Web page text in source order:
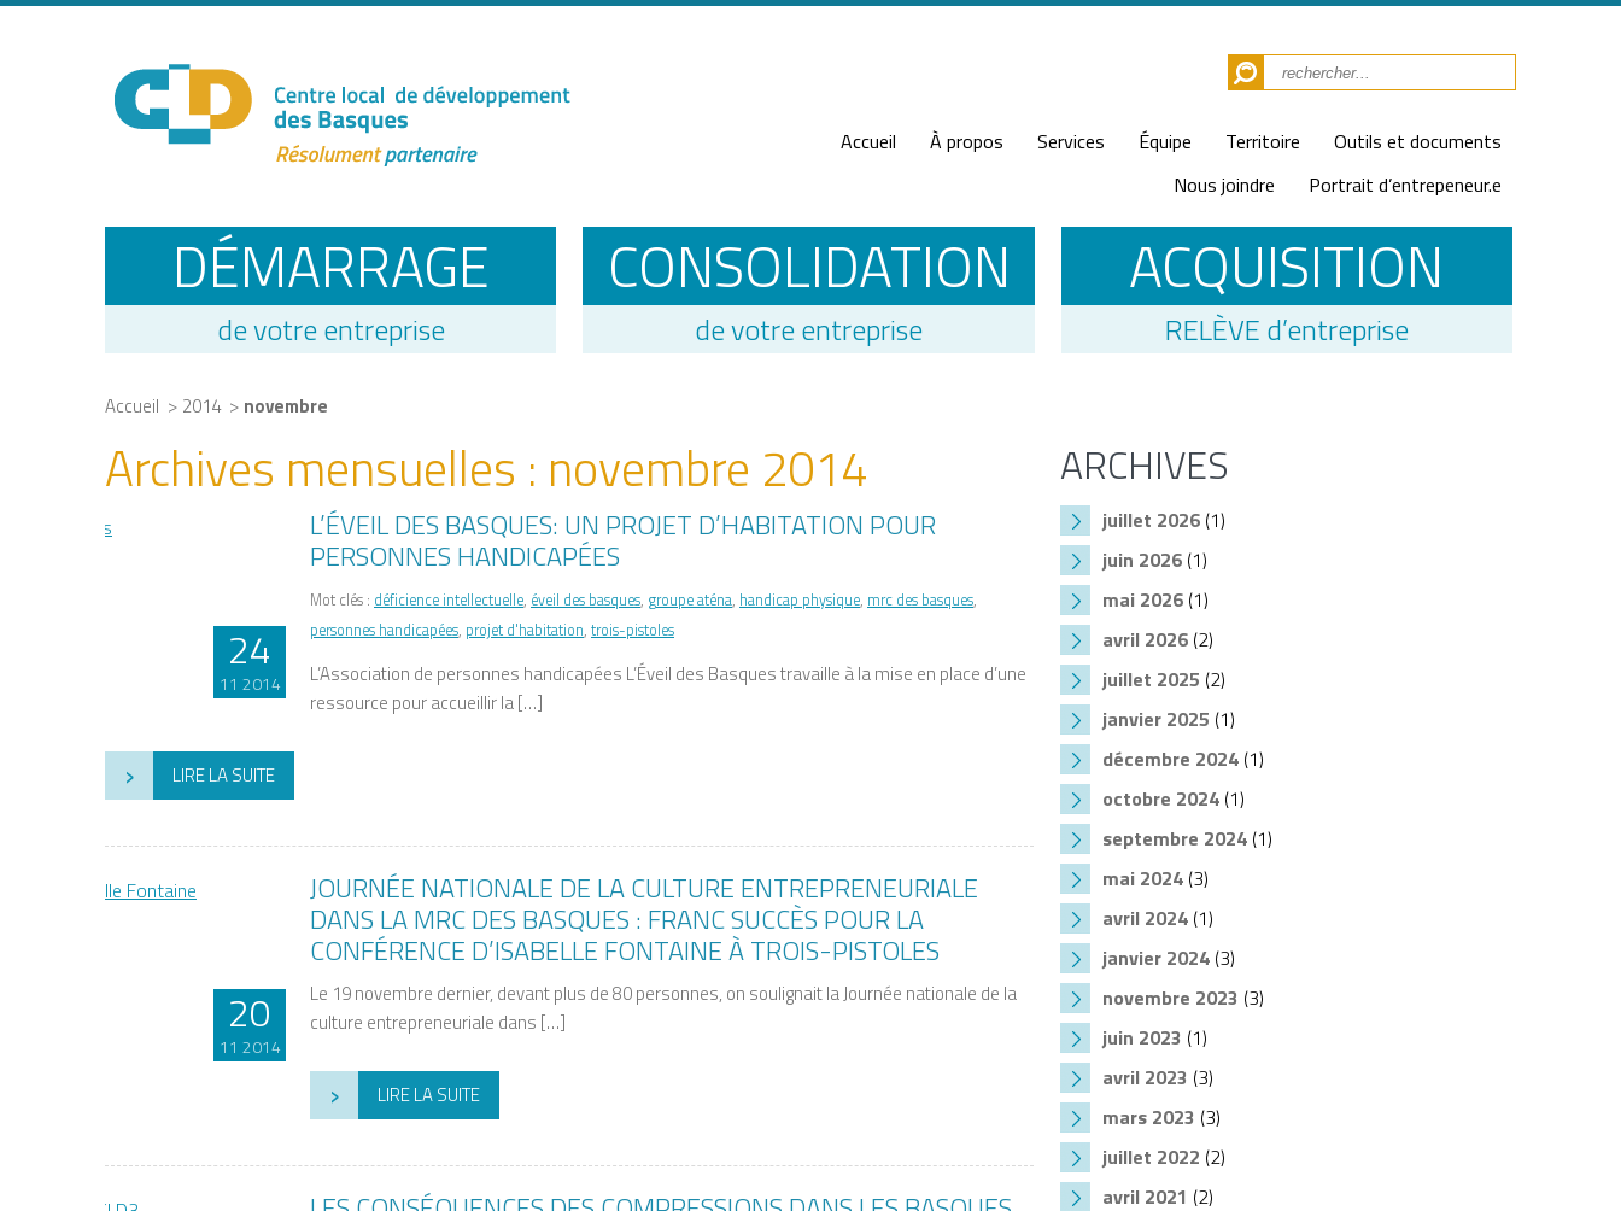
Accueil À propos Services Équipe Territoire
Outils et documents
Nous joindre
Portrait d’entrepeneur.e
DÉMARRAGE
de votre entreprise
CONSOLIDATION
de votre entreprise
ACQUISITION
RELÈVE d’entreprise
Accueil > 2014 > novembre
Archives mensuelles : novembre 2014
24
11 2014
L’ÉVEIL DES BASQUES: UN PROJET D’HABITATION POUR
PERSONNES HANDICAPÉES
Mot clés : déficience intellectuelle, éveil des basques, groupe aténa, handicap physique, mrc des basques,
personnes handicapées, projet d'habitation, trois-pistoles
L’Association de personnes handicapées L’Éveil des Basques travaille à la mise en place d’une
ressource pour accueillir la […]
› LIRE LA SUITE
20
11 2014
JOURNÉE NATIONALE DE LA CULTURE ENTREPRENEURIALE
DANS LA MRC DES BASQUES : FRANC SUCCÈS POUR LA
CONFÉRENCE D’ISABELLE FONTAINE À TROIS-PISTOLES
Le 19 novembre dernier, devant plus de 80 personnes, on soulignait la Journée nationale de la
culture entrepreneuriale dans […]
› LIRE LA SUITE
ARCHIVES
juillet 2026(1)
juin 2026(1)
mai 2026(1)
avril 2026(2)
juillet 2025 (2)
janvier 2025 (1)
décembre 2024(1)
octobre 2024(1)
septembre 2024(1)
mai 2024(3)
avril 2024(1)
janvier 2024(3)
novembre 2023 (3)
juin 2023 (1)
avril 2023 (3)
mars 2023 (3)
juillet 2022 (2)
avril 2021 (2)